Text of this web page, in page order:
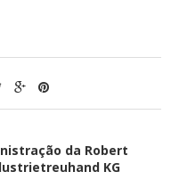
da Robert
KG